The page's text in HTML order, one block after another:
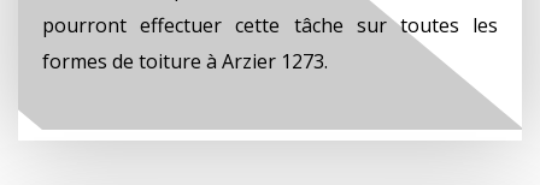
pourront effectuer cette tâche sur toutes les
formes de toiture à Arzier 1273.